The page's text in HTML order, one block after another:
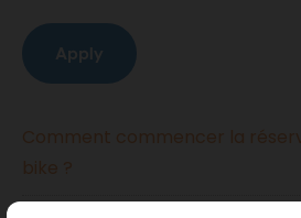
Comment commencer la
bike ?